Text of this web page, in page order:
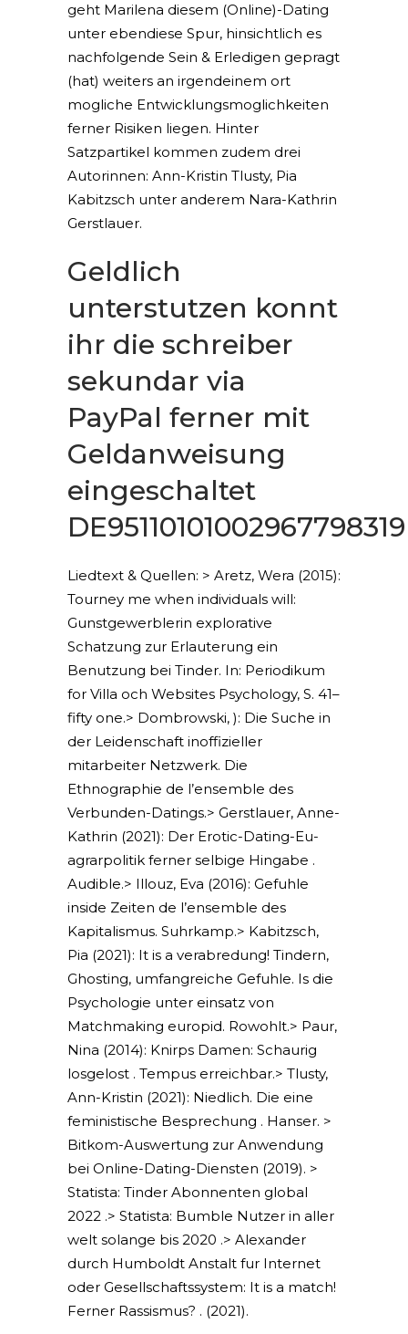
geht Marilena diesem (Online)-Dating
unter ebendiese Spur, hinsichtlich es
nachfolgende Sein & Erledigen gepragt
(hat) weiters an irgendeinem ort
mogliche Entwicklungsmoglichkeiten
ferner Risiken liegen. Hinter
Satzpartikel kommen zudem drei
Autorinnen: Ann-Kristin Tlusty, Pia
Kabitzsch unter anderem Nara-Kathrin
Gerstlauer.
Geldlich
unterstutzen konnt
ihr die schreiber
sekundar via
PayPal ferner mit
Geldanweisung
eingeschaltet
DE95110101002967798319
Liedtext & Quellen: > Aretz, Wera (2015):
Tourney me when individuals will:
Gunstgewerblerin explorative
Schatzung zur Erlauterung ein
Benutzung bei Tinder. In: Periodikum
for Villa och Websites Psychology, S. 41–
fifty one.> Dombrowski, ): Die Suche in
der Leidenschaft inoffizieller
mitarbeiter Netzwerk. Die
Ethnographie de l’ensemble des
Verbunden-Datings.> Gerstlauer, Anne-
Kathrin (2021): Der Erotic-Dating-Eu-
agrarpolitik ferner selbige Hingabe .
Audible.> Illouz, Eva (2016): Gefuhle
inside Zeiten de l’ensemble des
Kapitalismus. Suhrkamp.> Kabitzsch,
Pia (2021): It is a verabredung! Tindern,
Ghosting, umfangreiche Gefuhle. Is die
Psychologie unter einsatz von
Matchmaking europid. Rowohlt.> Paur,
Nina (2014): Knirps Damen: Schaurig
losgelost . Tempus erreichbar.> Tlusty,
Ann-Kristin (2021): Niedlich. Die eine
feministische Besprechung . Hanser. >
Bitkom-Auswertung zur Anwendung
bei Online-Dating-Diensten (2019). >
Statista: Tinder Abonnenten global
2022 .> Statista: Bumble Nutzer in aller
welt solange bis 2020 .> Alexander
durch Humboldt Anstalt fur Internet
oder Gesellschaftssystem: It is a match!
Ferner Rassismus? . (2021).